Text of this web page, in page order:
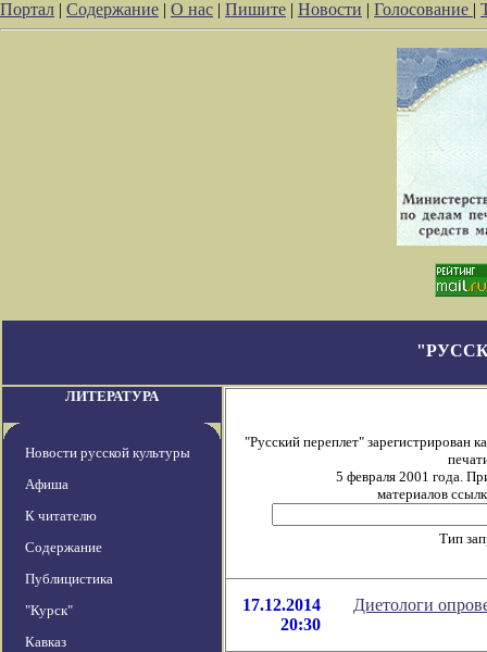
Портал | Содержание | О нас | Пишите | Новости | Голосование |
ЛИТЕРАТУРА
Новости русской культуры
Афиша
К читателю
Содержание
Публицистика
"Курск"
Кавказ
"Русский переплет" зарегистрирован
5 февраля 2001 года.
материалов
Тип
17.12.2014
20:30
Диетологи